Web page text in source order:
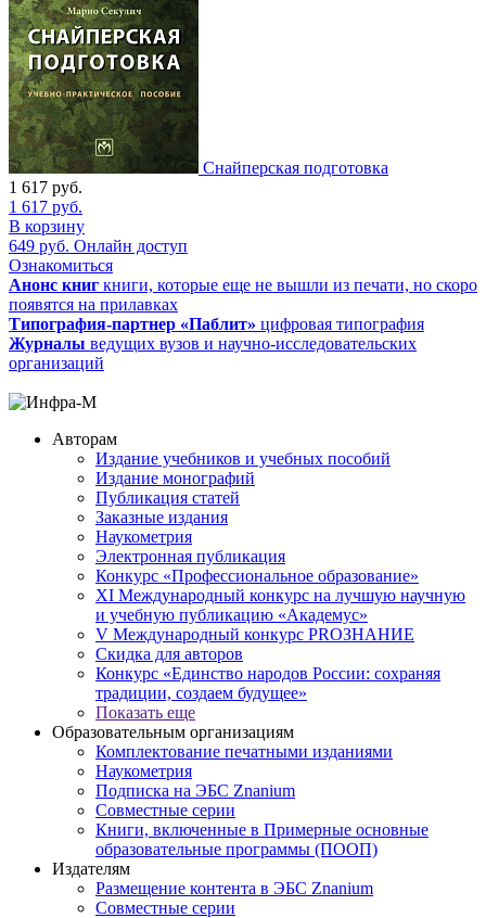
Снайперская подготовка
1 617 руб.
1 617 руб.
В корзину
649 руб. Онлайн доступ
Ознакомиться
Анонс книг книги, которые еще не вышли из печати, но скоро
появятся на прилавках
Типография-партнер «Паблит» цифровая типография
Журналы ведущих вузов и научно-исследовательских
организаций
Авторам
Издание учебников и учебных пособий
Издание монографий
Публикация статей
Заказные издания
Наукометрия
Электронная публикация
Конкурс «Профессиональное образование»
XI Международный конкурс на лучшую научную
и учебную публикацию «Академус»
V Международный конкурс PROЗНАНИЕ
Скидка для авторов
Конкурс «Единство народов России: сохраняя
традиции, создаем будущее»
Показать еще
Образовательным организациям
Комплектование печатными изданиями
Наукометрия
Подписка на ЭБС Znanium
Совместные серии
Книги, включенные в Примерные основные
образовательные программы (ПООП)
Издателям
Размещение контента в ЭБС Znanium
Совместные серии